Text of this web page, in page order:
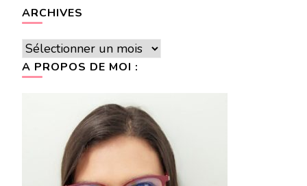
ARCHIVES
Archives
A PROPOS DE MOI :